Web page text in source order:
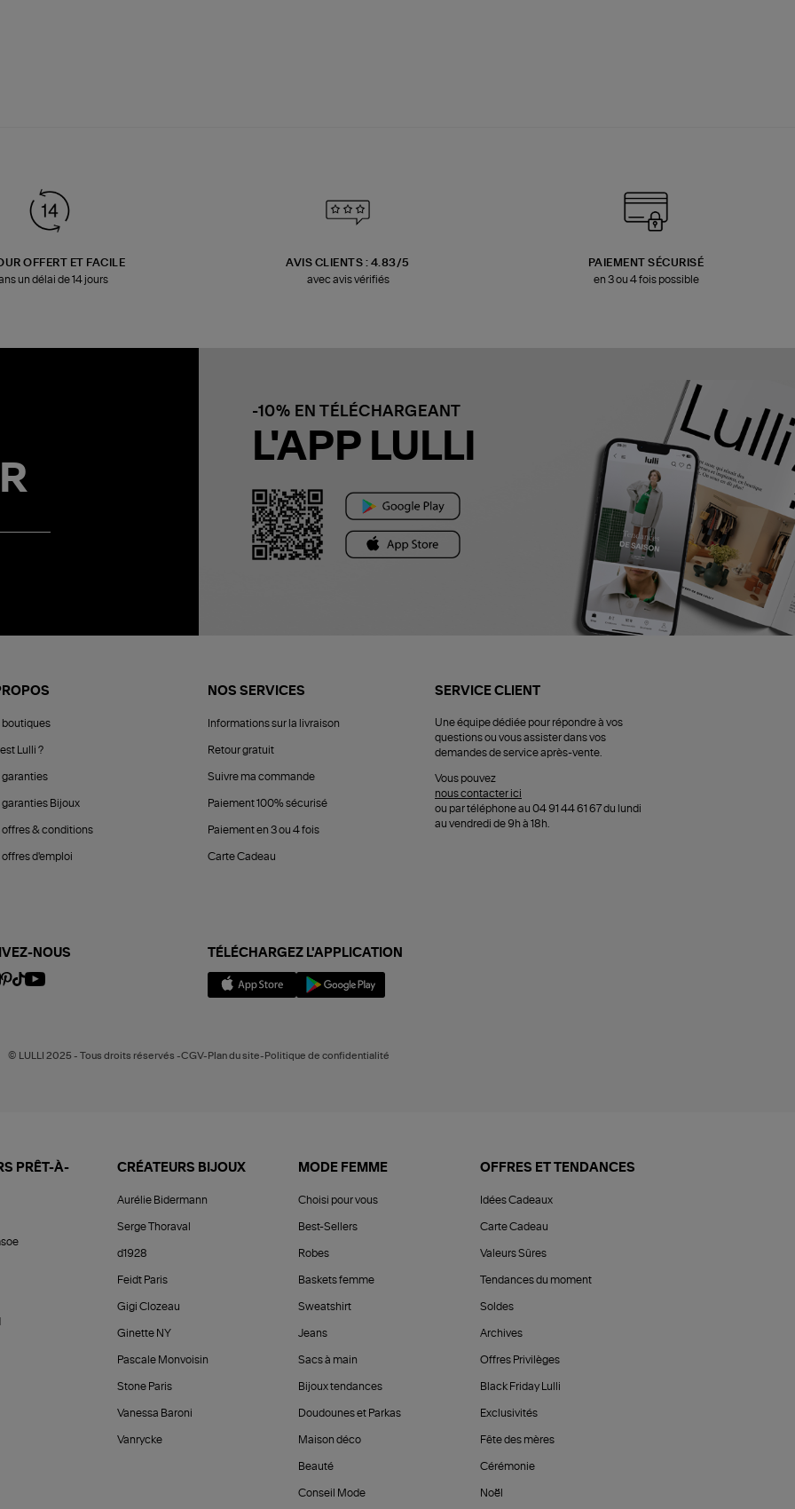
OFFERT ET FACILE
un délai de 14 jours
AVIS CLIENTS : 4.83/5
avec avis vérifiés
PAIEMENT SÉCURISÉ
en 3 ou 4 fois possible
-10% EN TÉLÉCHARGEANT
L'APP LULLI
boutiques
Lulli ?
garanties
garanties Bijoux
offres & conditions
offres d'emploi
NOS SERVICES
Informations sur la livraison
Retour gratuit
Suivre ma commande
Paiement 100% sécurisé
Paiement en 3 ou 4 fois
Carte Cadeau
SERVICE CLIENT
Une équipe dédiée pour répondre à vos
questions ou vous assister dans vos
demandes de service après-vente.
Vous pouvez
nous contacter ici
ou par téléphone au 04 91 44 61 67 du lundi
au vendredi de 9h à 18h.
NOUS TÉLÉCHARGEZ L'APPLICATION
© LULLI 2025 - Tous droits réservés -CGV-Plan du site-Politique de confidentialité
PRÊT-À-
CRÉATEURS BIJOUX
Aurélie Bidermann
Serge Thoraval
d1928
Feidt Paris
Gigi Clozeau
Ginette NY
Pascale Monvoisin
Stone Paris
Vanessa Baroni
Vanrycke
MODE FEMME
Choisi pour vous
Best-Sellers
Robes
Baskets femme
Sweatshirt
Jeans
Sacs à main
Bijoux tendances
Doudounes et Parkas
Maison déco
Beauté
Conseil Mode
OFFRES ET TENDANCES
Idées Cadeaux
Carte Cadeau
Valeurs Sûres
Tendances du moment
Soldes
Archives
Offres Privilèges
Black Friday Lulli
Exclusivités
Fête des mères
Cérémonie
Noël